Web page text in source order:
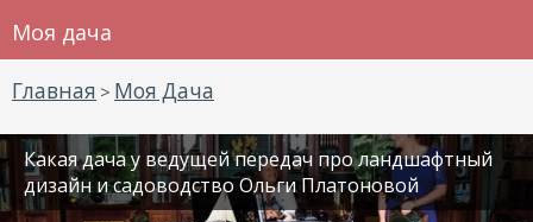
Моя дача
Главная > Моя Дача
Какая дача у ведущей передач про ландшафтный
дизайн и садоводство Ольги Платоновой